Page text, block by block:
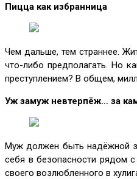
Пицца как избранница
Чем дальше, тем страннее.
что-либо предполагать. Но
преступлением? В общем,
Уж замуж невтерпёж… за
Муж должен быть надёжной
себя в безопасности рядом
своего возлюбленного в